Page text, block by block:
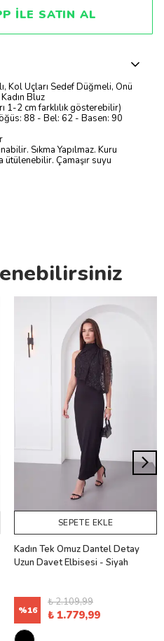
ILE SATIN AL
Kol Uçları Sedef Düğmeli, Önü
Kadın Bluz
1-2 cm farklılık gösterebilir)
88 - Bel: 62 - Basen: 90
Sıkma Yapılmaz. Kuru
ütülenebilir. Çamaşır suyu
SEPETE EKLE
Kadın Tek Omuz Dantel Detay
Uzun Davet Elbisesi - Siyah
%16
₺ 2.109,99
₺ 1.779,99